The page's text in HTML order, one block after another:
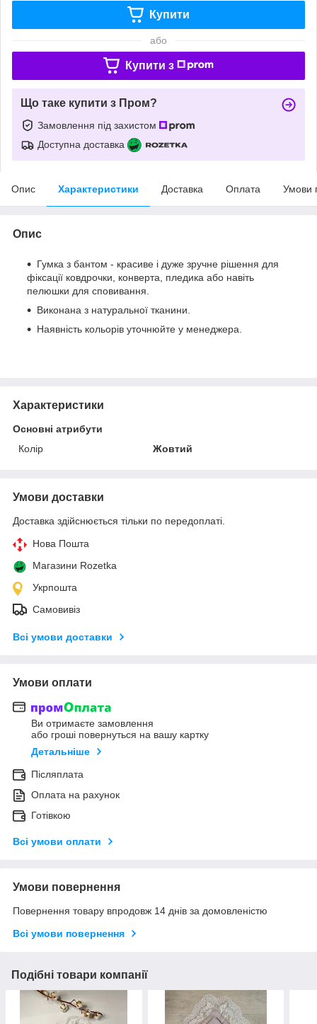
Купити
або
Купити з
Що таке купити з Пром?
Замовлення під захистом
Доступна доставка
Опис Характеристики Доставка Оплата Умови
Опис
Гумка з бантом - красиве і дуже зручне рішення для
фіксації ковдрочки, конверта, пледика або навіть
пелюшки для сповивання.
Виконана з натуральної тканини.
Наявність кольорів уточнюйте у менеджера.
Характеристики
Основні атрибути
Колір
Жовтий
Умови доставки
Доставка здійснюється тільки по передоплаті.
Нова Пошта
Магазини Rozetka
Укрпошта
Самовивіз
Всі умови доставки
Умови оплати
Ви отримаєте замовлення
або гроші повернуться на вашу картку
Детальніше
Післяплата
Оплата на рахунок
Готівкою
Всі умови оплати
Умови повернення
Повернення товару впродовж 14 днів за домовленістю
Всі умови повернення
Подібні товари компанії